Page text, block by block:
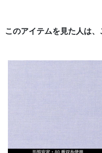
このアイテムを見た人は